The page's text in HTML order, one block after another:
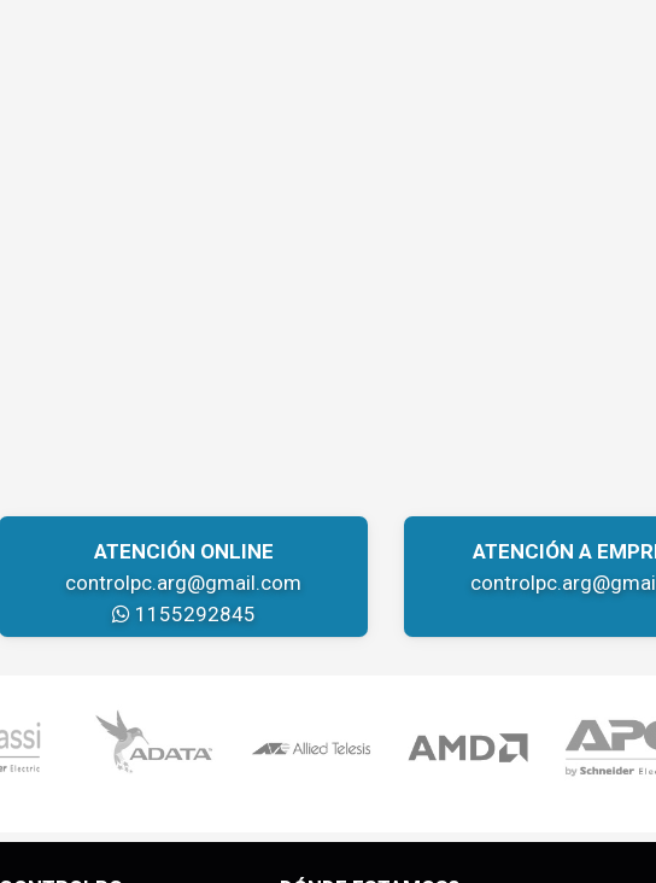
ATENCIÓN ONLINE
controlpc.arg@gmail.com
1155292845
ATENCIÓN A